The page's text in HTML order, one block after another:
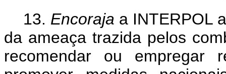
13. Encoraja a INTERPOL
da ameaça trazida pelos
recomendar ou empregar